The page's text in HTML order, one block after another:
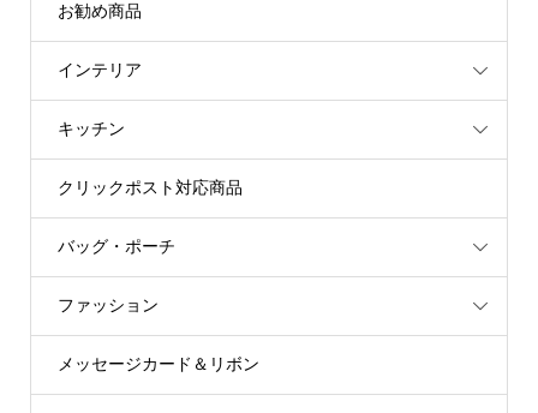
お勧め商品
インテリア
キッチン
クリックポスト対応商品
バッグ・ポーチ
ファッション
メッセージカード＆リボン